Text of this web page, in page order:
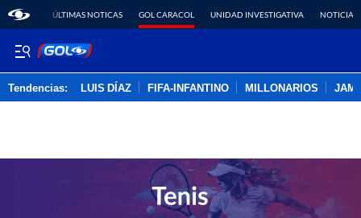
ÚLTIMAS NOTICAS GOL CARACOL UNIDAD INVESTIGATIVA NOTICIAS
Tendencias: LUIS DÍAZ FIFA-INFANTINO MILLONARIOS